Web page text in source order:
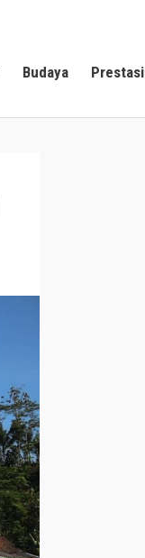
Budaya Prestasi